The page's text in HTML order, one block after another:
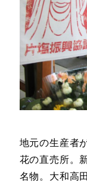
地元の生産者
花の直売所。
名物。大和高